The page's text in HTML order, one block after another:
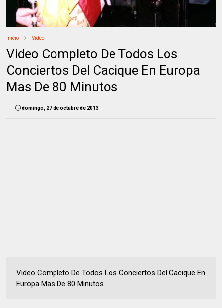
Inicio Video
Video Completo De Todos Los
Conciertos Del Cacique En Europa
Mas De 80 Minutos
domingo, 27 de octubre de 2013
Video Completo De Todos Los Conciertos Del Cacique En
Europa Mas De 80 Minutos